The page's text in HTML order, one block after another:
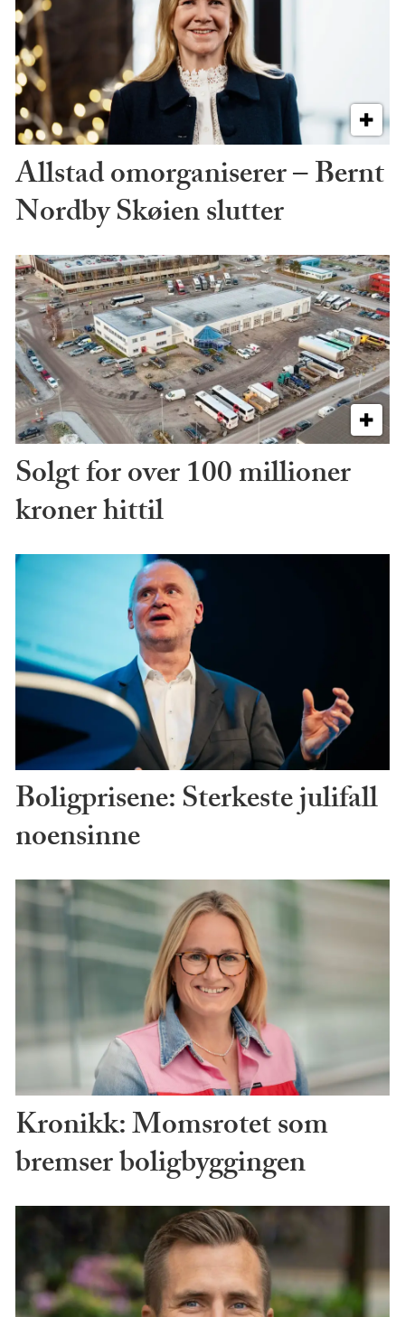
Allstad omorganiserer – Bernt
Nordby Skøien slutter
Solgt for over 100 millioner
kroner hittil
Boligprisene: Sterkeste julifall
noensinne
Kronikk: Momsrotet som
bremser boligbyggingen